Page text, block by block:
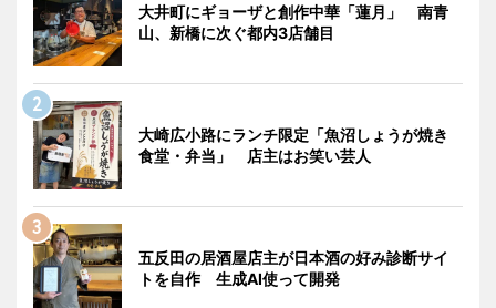
大井町にギョーザと創作中華「蓮月」 南青
山、新橋に次ぐ都内3店舗目
大崎広小路にランチ限定「魚沼しょうが焼き
食堂・弁当」 店主はお笑い芸人
五反田の居酒屋店主が日本酒の好み診断サイ
トを自作 生成AI使って開発